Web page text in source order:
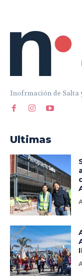
Inofrmación de Salta
Ultimas